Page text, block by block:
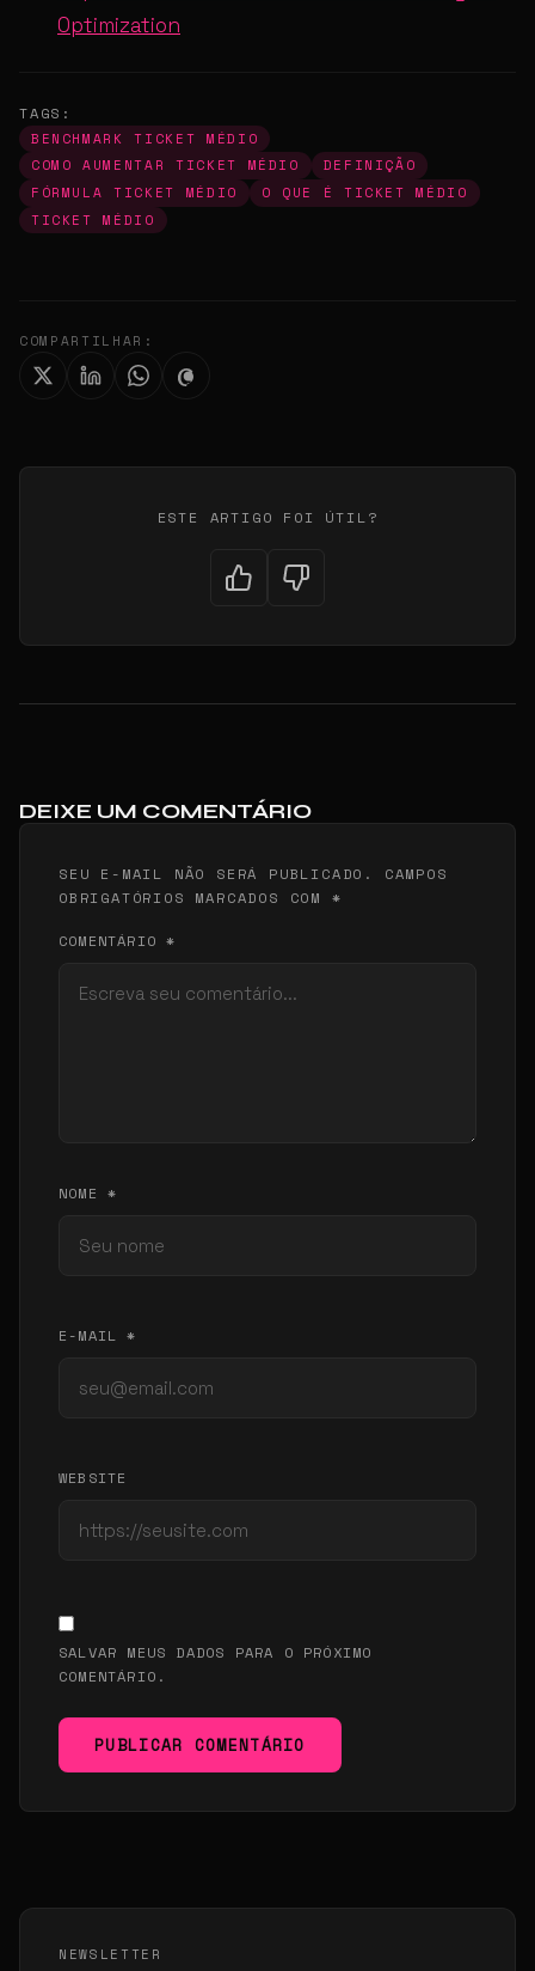
Optimization
TAGS:
BENCHMARK TICKET MÉDIO
COMO AUMENTAR TICKET MÉDIO
DEFINIÇÃO
FÓRMULA TICKET MÉDIO
O QUE É TICKET MÉDIO
TICKET MÉDIO
COMPARTILHAR:
ESTE ARTIGO FOI ÚTIL?
DEIXE UM COMENTÁRIO
SEU E-MAIL NÃO SERÁ PUBLICADO. CAMPOS
OBRIGATÓRIOS MARCADOS COM *
COMENTÁRIO *
NOME *
E-MAIL *
WEBSITE
SALVAR MEUS DADOS PARA O PRÓXIMO
COMENTÁRIO.
PUBLICAR COMENTÁRIO
NEWSLETTER